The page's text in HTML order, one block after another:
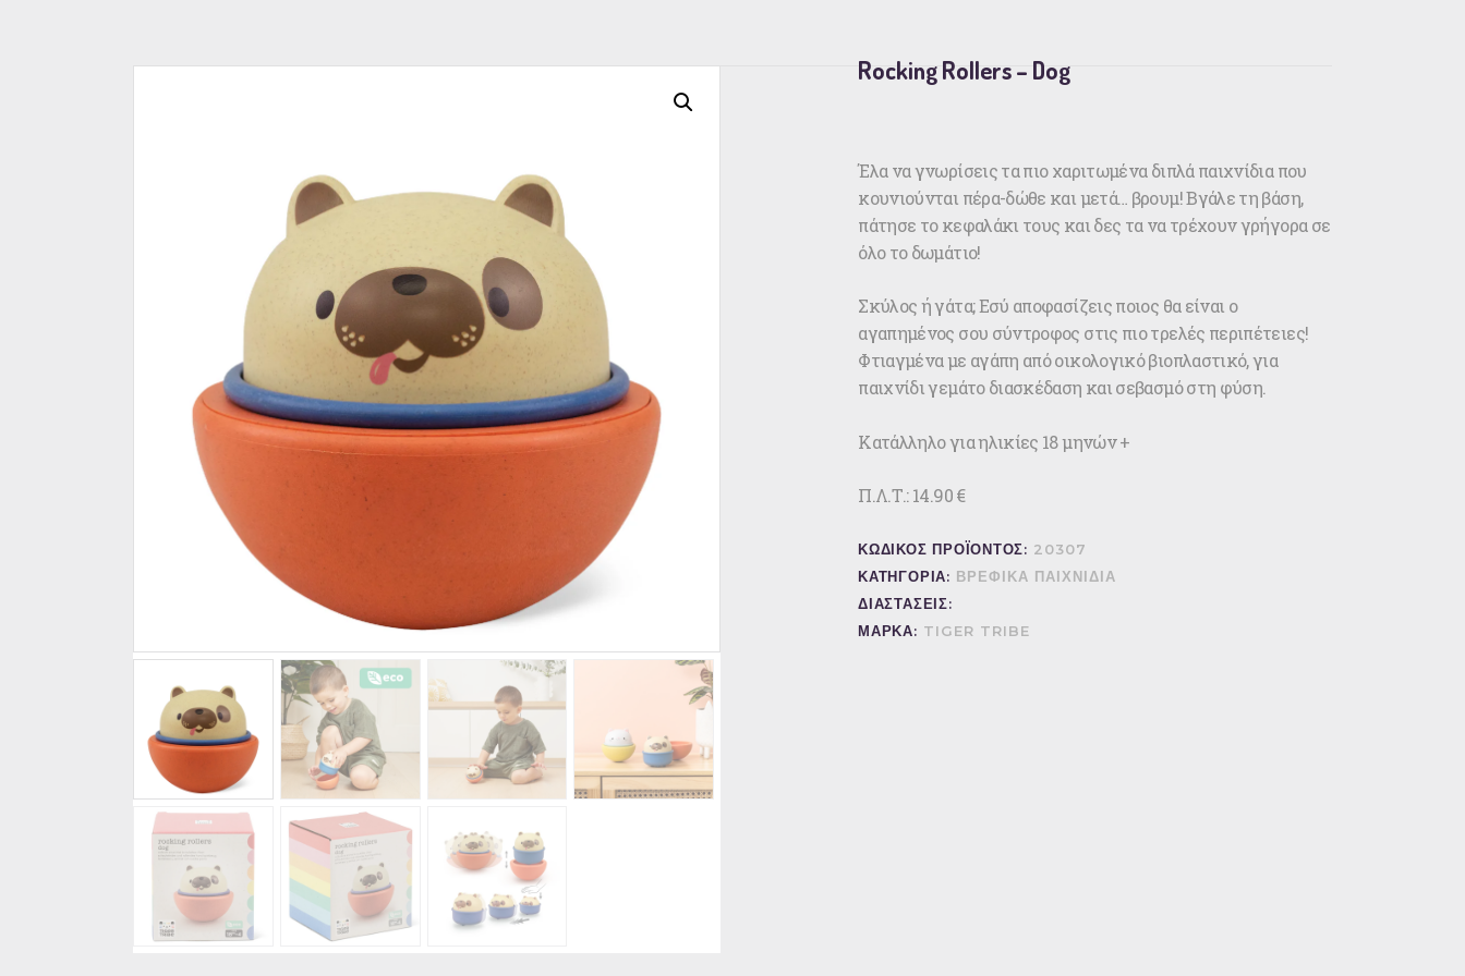
Rocking Rollers – Dog
Έλα να γνωρίσεις τα πιο χαριτωμένα διπλά παιχνίδια που
κουνιούνται πέρα-δώθε και μετά… βρουμ! Βγάλε τη βάση,
πάτησε το κεφαλάκι τους και δες τα να τρέχουν γρήγορα σε
όλο το δωμάτιο!
Σκύλος ή γάτα; Εσύ αποφασίζεις ποιος θα είναι ο
αγαπημένος σου σύντροφος στις πιο τρελές περιπέτειες!
Φτιαγμένα με αγάπη από οικολογικό βιοπλαστικό, για
παιχνίδι γεμάτο διασκέδαση και σεβασμό στη φύση.
Κατάλληλο για ηλικίες 18 μηνών +
Π.Λ.Τ.: 14.90 €
ΚΩΔΙΚΟΣ ΠΡΟΪΟΝΤΟΣ: 20307
ΚΑΤΗΓΟΡΙΑ: ΒΡΕΦΙΚΑ ΠΑΙΧΝΙΔΙΑ
ΔΙΑΣΤΑΣΕΙΣ:
ΜΑΡΚΑ: TIGER TRIBE